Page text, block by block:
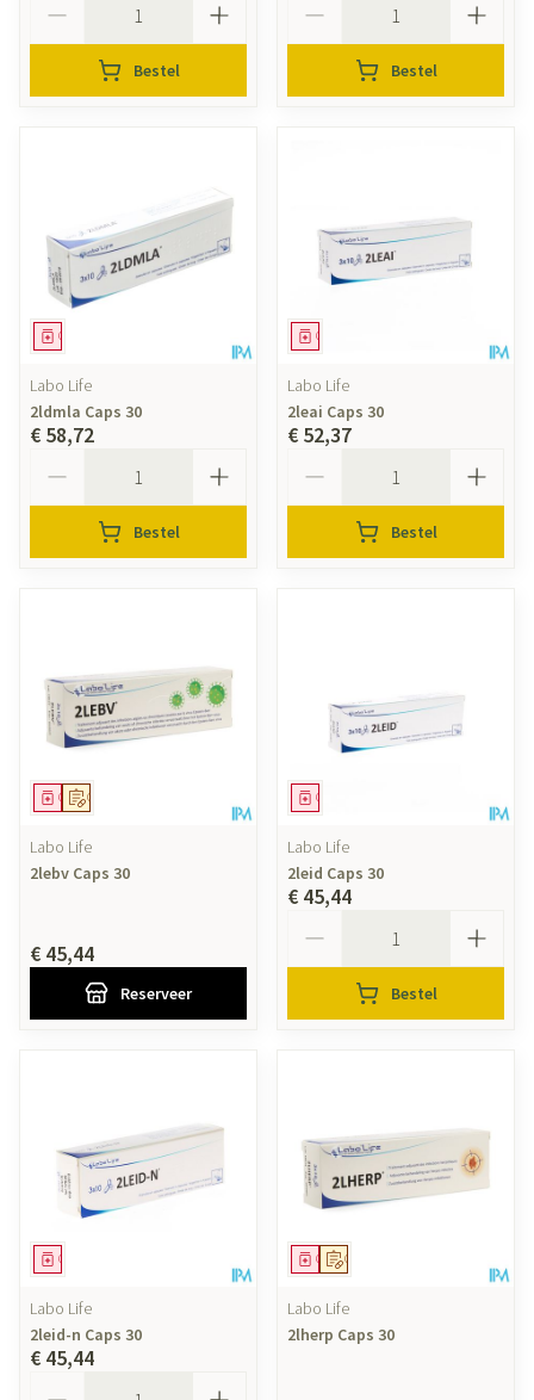
Bestel Bestel
Geneesmiddel
Labo Life
2ldmla Caps 30
€ 58,72
Bestel
Geneesmiddel
Labo Life
2leai Caps 30
€ 52,37
Bestel
Op voorschrift
Geneesmiddel
Labo Life
2lebv Caps 30
€ 45,44
Reserveer
Geneesmiddel
Labo Life
2leid Caps 30
€ 45,44
Bestel
Geneesmiddel
Labo Life
2leid-n Caps 30
€ 45,44
Op voorschrift
Geneesmiddel
Labo Life
2lherp Caps 30